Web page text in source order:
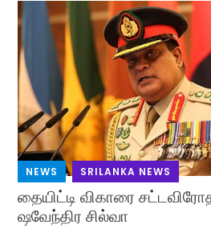
NEWS , SRILANKA NEWS
தையிட்டி விகாரை
ஷவேந்திர சில்வா